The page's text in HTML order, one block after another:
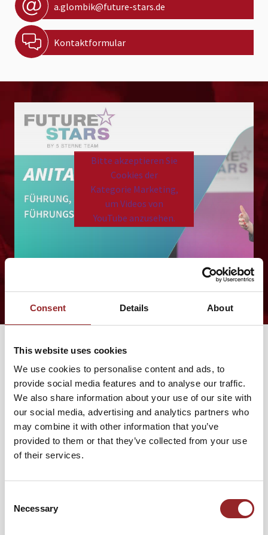
Consent Details About
This website uses cookies
We use cookies to personalise content and ads, to
provide social media features and to analyse our traffic.
We also share information about your use of our site with
our social media, advertising and analytics partners who
may combine it with other information that you’ve
provided to them or that they’ve collected from your use
of their services.
Selection
Necessary
a.glombik@future-stars.de
Kontaktformular
Bitte akzeptieren Sie
Cookies der
Kategorie Marketing,
um Videos von
YouTube anzusehen.
to view this YouTube
content.
VORTRÄGE VON ANITA GLOMBIK
Von der kleinen Aufmerksamkeit zur
großen Wirkung. Surprise Management
als Führungsprinzip
Future Star Anita Glombik kann auf eine berufliche
zurückblicken. Hier hat sie ihre eigene, inspirierende
Managementperspektive entwickelt, die sie liebevoll als